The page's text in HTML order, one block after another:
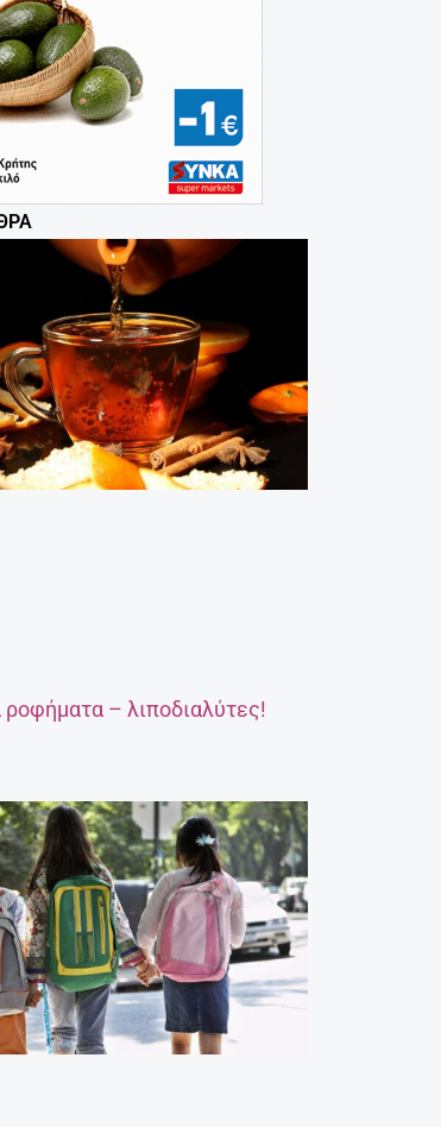
– λιποδιαλύτες!